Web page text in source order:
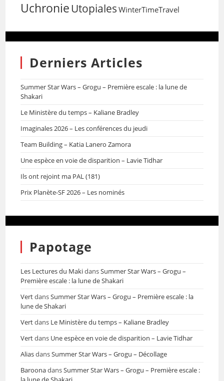
Uchronie Utopiales WinterTimeTravel
Derniers Articles
Summer Star Wars – Grogu – Première escale : la lune de
Shakari
Le Ministère du temps – Kaliane Bradley
Imaginales 2026 – Les conférences du jeudi
Team Building – Katia Lanero Zamora
Une espèce en voie de disparition – Lavie Tidhar
Ils ont rejoint ma PAL (181)
Prix Planète-SF 2026 – Les nominés
Papotage
Les Lectures du MakidansSummer Star Wars – Grogu –
Première escale : la lune de Shakari
VertdansSummer Star Wars – Grogu – Première escale : la
lune de Shakari
Vertdans Le Ministère du temps – Kaliane Bradley
Vertdans Une espèce en voie de disparition – Lavie Tidhar
AliasdansSummer Star Wars – Grogu – Décollage
BaroonadansSummer Star Wars – Grogu – Première escale :